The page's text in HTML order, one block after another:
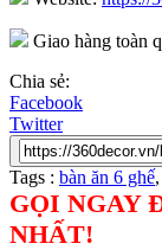
Giao hàng toàn
Chia sẻ:
Facebook
Twitter
Tags : bàn ăn 6 ghế,
GỌI NGAY
NHẤT!